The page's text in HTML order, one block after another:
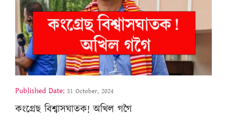
Published Date: 31 October, 2024
কংগ্ৰেছ বিশ্বাসঘাতক! অখিল গগৈ